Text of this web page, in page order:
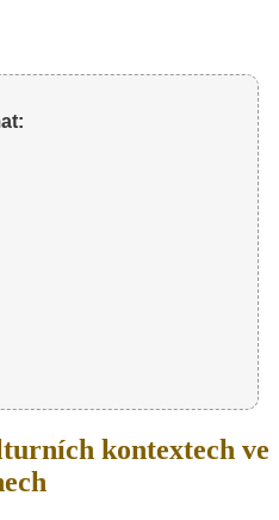
kontextech ve